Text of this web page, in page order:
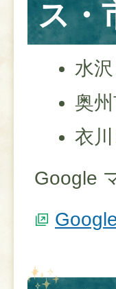
ス・
水
奥
衣
Google